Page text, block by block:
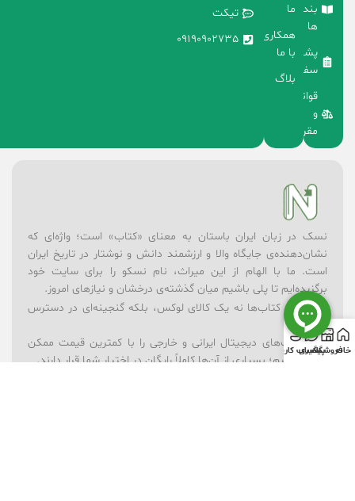
بندی
ها
پشتیبانی
سفارشات
قوانین
و
مقررات
ما
همکاری
با ما
بلاگ
تیکت
09190902735
نسک در زبان ایران باستان به معنای «کتاب» است؛ واژه‌ای که
نشان‌دهنده‌ی جایگاه والا و ارزشمند دانش و نوشتار در تاریخ ایران
است. ما با الهام از این میراث، نام نسکو را برای سایت خود
برگزیده‌ایم تا پلی باشیم میان گذشته‌ی درخشان و نیازهای امروز.
در نسکو، کتاب‌ها نه یک کالای لوکس، بلکه گنجینه‌ای در دسترس
همه‌اند.
– ما کتاب‌های دیجیتال ایرانی و خارجی را با کمترین قیمت ممکن
ارائه می‌کنیم؛ بسیاری از آن‌ها کاملاً رایگان در اختیار شما قرار دارند.
خانهفروشگاهپیگیری
حساب کاربری